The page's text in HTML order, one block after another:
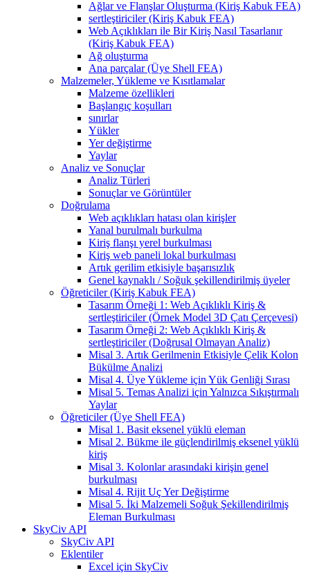
Ağlar ve Flanşlar Oluşturma (Kiriş Kabuk FEA)
sertleştiriciler (Kiriş Kabuk FEA)
Web Açıklıkları ile Bir Kiriş Nasıl Tasarlanır
(Kiriş Kabuk FEA)
Ağ oluşturma
Ana parçalar (Üye Shell FEA)
Malzemeler, Yükleme ve Kısıtlamalar
Malzeme özellikleri
Başlangıç ​​koşulları
sınırlar
Yükler
Yer değiştirme
Yaylar
Analiz ve Sonuçlar
Analiz Türleri
Sonuçlar ve Görüntüler
Doğrulama
Web açıklıkları hatası olan kirişler
Yanal burulmalı burkulma
Kiriş flanşı yerel burkulması
Kiriş web paneli lokal burkulması
Artık gerilim etkisiyle başarısızlık
Genel kaynaklı / Soğuk şekillendirilmiş üyeler
Öğreticiler (Kiriş Kabuk FEA)
Tasarım Örneği 1: Web Açıklıklı Kiriş &
sertleştiriciler (Örnek Model 3D Çatı Çerçevesi)
Tasarım Örneği 2: Web Açıklıklı Kiriş &
sertleştiriciler (Doğrusal Olmayan Analiz)
Misal 3. Artık Gerilmenin Etkisiyle Çelik Kolon
Bükülme Analizi
Misal 4. Üye Yükleme için Yük Genliği Sırası
Misal 5. Temas Analizi için Yalnızca Sıkıştırmalı
Yaylar
Öğreticiler (Üye Shell FEA)
Misal 1. Basit eksenel yüklü eleman
Misal 2. Bükme ile güçlendirilmiş eksenel yüklü
kiriş
Misal 3. Kolonlar arasındaki kirişin genel
burkulması
Misal 4. Rijit Uç Yer Değiştirme
Misal 5. İki Malzemeli Soğuk Şekillendirilmiş
Eleman Burkulması
SkyCiv API
SkyCiv API
Eklentiler
Excel için SkyCiv